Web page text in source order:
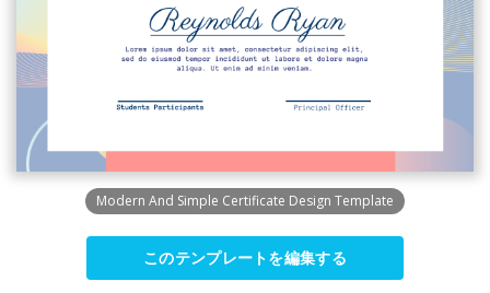
Modern And Simple Certificate Design Template
このテンプレートを編集する